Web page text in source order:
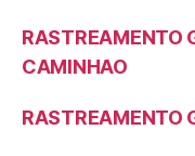
RASTREAMENTO
CAMINHAO
RASTREAMENTO